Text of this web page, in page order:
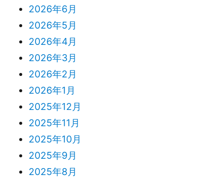
2026年6月
2026年5月
2026年4月
2026年3月
2026年2月
2026年1月
2025年12月
2025年11月
2025年10月
2025年9月
2025年8月